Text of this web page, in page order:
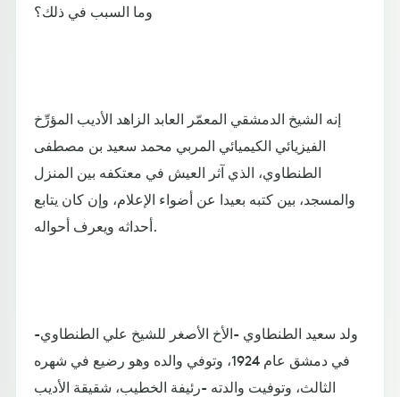
وما السبب في ذلك؟
إنه الشيخ الدمشقي المعمّر العابد الزاهد الأديب المؤرِّخ
الفيزيائي الكيميائي المربي محمد سعيد بن مصطفى
الطنطاوي، الذي آثر العيش في معتكفه بين المنزل
والمسجد، بين كتبه بعيدا عن أضواء الإعلام، وإن كان يتابع
أحداثه ويعرف أحواله.
ولد سعيد الطنطاوي -الأخ الأصغر للشيخ علي الطنطاوي-
في دمشق عام 1924، وتوفي والده وهو رضيع في شهره
الثالث، وتوفيت والدته -رئيفة الخطيب، شقيقة الأديب